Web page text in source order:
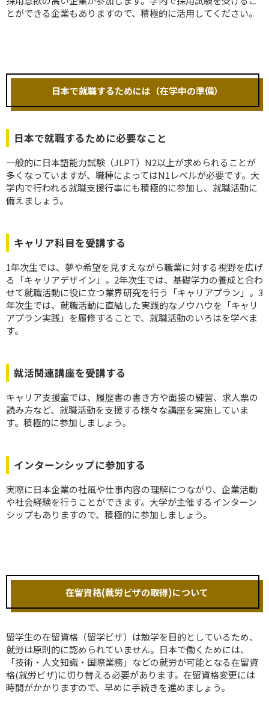
とができる企業もありますので、積極的に活用してください。
日本で就職するためには（在学中の準備）
日本で就職するために必要なこと
一般的に日本語能力試験（JLPT）N2以上が求められることが
多くなっていますが、職種によってはN1レベルが必要です。大
学内で行われる就職支援行事にも積極的に参加し、就職活動に
備えましょう。
キャリア科目を受講する
1年次生では、夢や希望を見すえながら職業に対する視野を広げ
る「キャリアデザイン」。2年次生では、基礎学力の養成と合わ
せて就職活動に役に立つ業界研究を行う「キャリアプラン」。3
年次生では、就職活動に直結した実践的なノウハウを「キャリ
アプラン実践」を履修することで、就職活動のいろはを学べま
す。
就活関連講座を受講する
キャリア支援室では、履歴書の書き方や面接の練習、求人票の
読み方など、就職活動を支援する様々な講座を実施していま
す。積極的に参加しましょう。
インターンシップに参加する
実際に日本企業の社風や仕事内容の理解につながり、企業活動
や社会経験を行うことができます。大学が主催するインターン
シップもありますので、積極的に参加しましょう。
在留資格(就労ビザの取得)について
留学生の在留資格（留学ビザ）は勉学を目的としているため、
就労は原則的に認められていません。日本で働くためには、
「技術・人文知識・国際業務」などの就労が可能となる在留資
格(就労ビザ)に切り替える必要があります。在留資格変更には
時間がかかりますので、早めに手続きを進めましょう。